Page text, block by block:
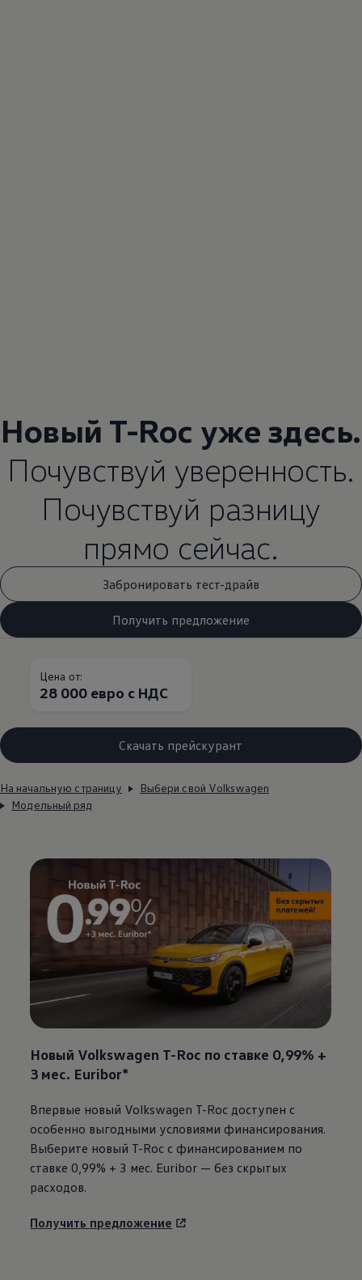
Новый T-Roc уже здесь.
Почувствуй уверенность.
Почувствуй разницу
прямо сейчас.
Забронировать тест-драйв
Получить предложение
Цена от:
28 000 евро с НДС
Скачать прейскурант
На начальную страницу
Выбери свой Volkswagen
Модельный ряд
Новый Volkswagen T-Roc по ставке 0,99% +
3 мес. Euribor*
Впервые новый Volkswagen T-Roc доступен с
особенно выгодными условиями финансирования.
Выберите новый T-Roc с финансированием по
ставке 0,99% + 3 мес. Euribor — без скрытых
расходов.
Получить предложение